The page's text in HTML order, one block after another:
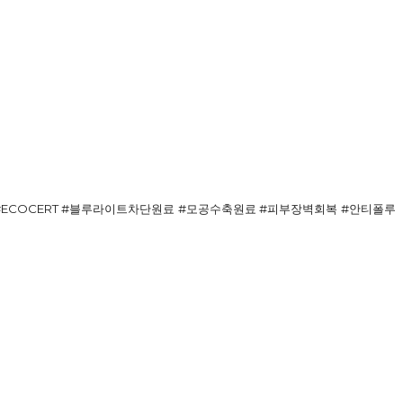
#블루라이트차단원료 #모공수축원료 #피부장벽회복 #안티폴루